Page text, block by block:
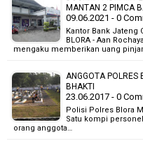
MANTAN 2 PIMCA
09.06.2021 - 0
Kantor Bank Jateng
BLORA - Aan
mengaku memberikan uang
ANGGOTA POLRES
BHAKTI
23.06.2017 - 0
Polisi Polres Blora
Satu kompi
orang anggota…